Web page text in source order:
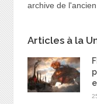
archive de
Articles à la